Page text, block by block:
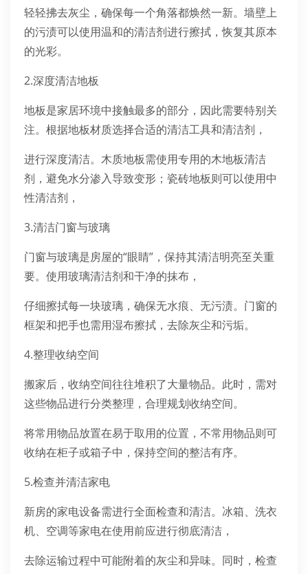
轻轻拂去灰尘，确保每一个角落都焕然一新。墙壁上
的污渍可以使用温和的清洁剂进行擦拭，恢复其原本
的光彩。
2.深度清洁地板
地板是家居环境中接触最多的部分，因此需要特别关
注。根据地板材质选择合适的清洁工具和清洁剂，
进行深度清洁。木质地板需使用专用的木地板清洁
剂，避免水分渗入导致变形；瓷砖地板则可以使用中
性清洁剂，
3.清洁门窗与玻璃
门窗与玻璃是房屋的“眼睛”，保持其清洁明亮至关重
要。使用玻璃清洁剂和干净的抹布，
仔细擦拭每一块玻璃，确保无水痕、无污渍。门窗的
框架和把手也需用湿布擦拭，去除灰尘和污垢。
4.整理收纳空间
搬家后，收纳空间往往堆积了大量物品。此时，需对
这些物品进行分类整理，合理规划收纳空间。
将常用物品放置在易于取用的位置，不常用物品则可
收纳在柜子或箱子中，保持空间的整洁有序。
5.检查并清洁家电
新房的家电设备需进行全面检查和清洁。冰箱、洗衣
机、空调等家电在使用前应进行彻底清洁，
去除运输过程中可能附着的灰尘和异味。同时，检查